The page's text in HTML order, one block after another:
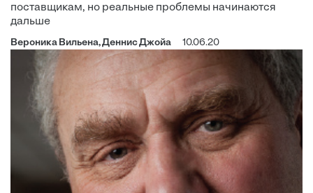
поставщикам, но реальные проблемы начинаются
дальше
Вероника Вильена, Деннис Джойа 10.06.20